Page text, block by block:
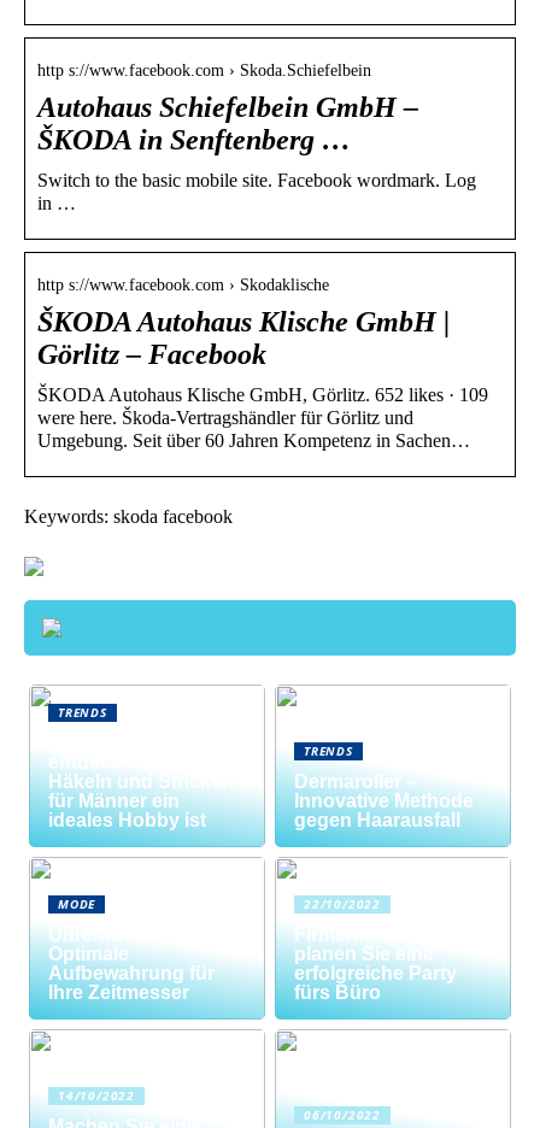
http s://www.facebook.com › Skoda.Schiefelbein
Autohaus Schiefelbein GmbH –
ŠKODA in Senftenberg …
Switch to the basic mobile site. Facebook wordmark. Log
in …
http s://www.facebook.com › Skodaklische
ŠKODA Autohaus Klische GmbH |
Görlitz – Facebook
ŠKODA Autohaus Klische GmbH, Görlitz. 652 likes · 109
were here. Škoda-Vertragshändler für Görlitz und
Umgebung. Seit über 60 Jahren Kompetenz in Sachen…
Keywords: skoda facebook
TRENDS
entdecken: Warum
Häkeln und Stricken
für Männer ein
ideales Hobby ist
TRENDS
Dermaroller –
Innovative Methode
gegen Haarausfall
MODE
Uhrenrolle: Die
Optimale
Aufbewahrung für
Ihre Zeitmesser
22/10/2022
Firmenfeier? So
planen Sie eine
erfolgreiche Party
fürs Büro
14/10/2022
06/10/2022